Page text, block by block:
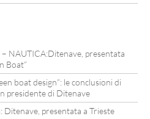
NAUTICA:Ditenave, presentata
Boat”
boat design”: le conclusioni di
presidente di Ditenave
Ditenave, presentata a Trieste